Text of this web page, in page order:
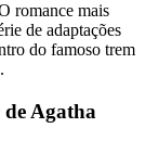
romance mais
de adaptações
do famoso trem
Agatha